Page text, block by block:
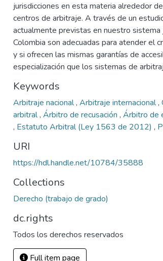
jurisdicciones en esta materia alrededor
centros de arbitraje. A través de un
actualmente previstas en nuestro
Colombia son adecuadas para atender el
y si ofrecen las mismas garantías de
especialización que los sistemas de
Keywords
Arbitraje nacional, Arbitraje internacional,
arbitral, Árbitro de recusación , Árbitro de
, Estatuto Arbitral (Ley 1563 de 2012) ,
URI
https://hdl.handle.net/10784/35888
Collections
Derecho (trabajo de grado)
dc.rights
Todos los derechos reservados
Full item page